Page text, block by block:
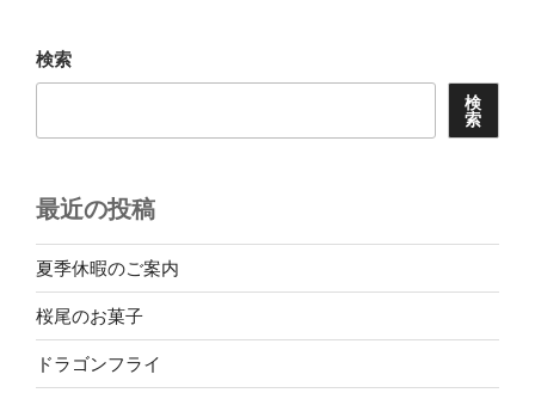
ン
検索
検
索
最近の投稿
夏季休暇のご案内
桜尾のお菓子
ドラゴンフライ